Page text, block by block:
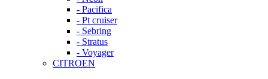
- Pacifica
- Pt cruiser
- Sebring
- Stratus
- Voyager
CITROEN